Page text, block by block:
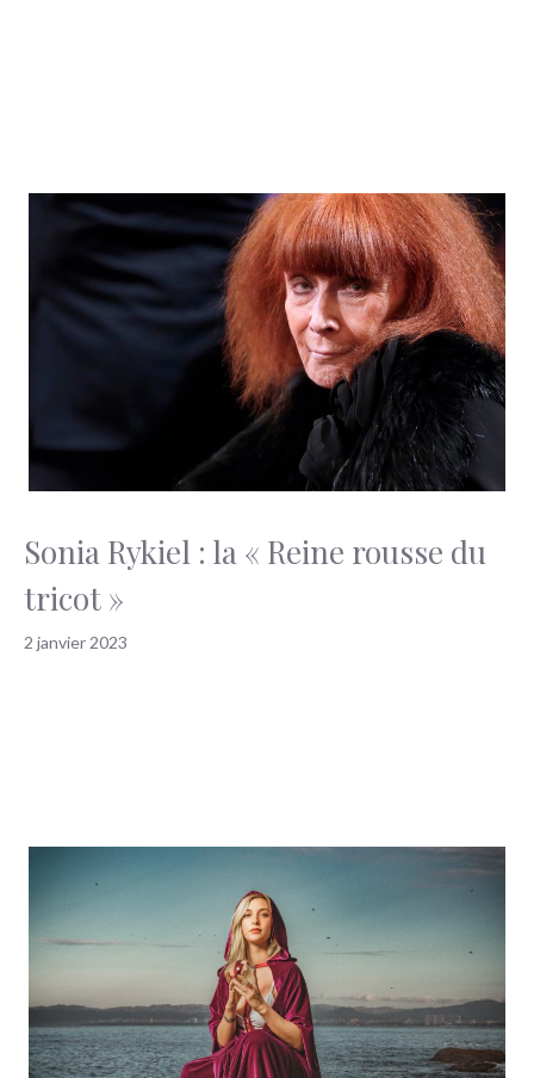
Sonia Rykiel : la « Reine rousse du
tricot »
2 janvier 2023